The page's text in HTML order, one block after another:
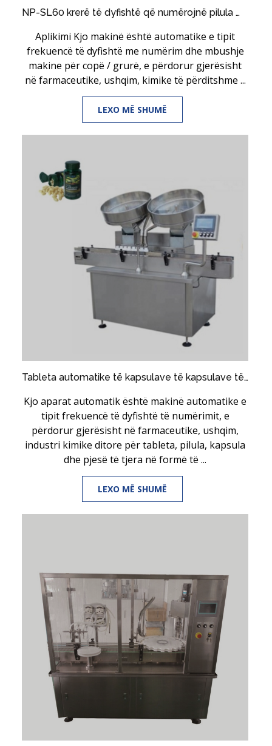
NP-SL60 krerë të dyfishtë që numërojnë pilula me mbushje kapsulash të makinës
Aplikimi Kjo makinë është automatike e tipit
frekuencë të dyfishtë me numërim dhe mbushje
makine për copë / grurë, e përdorur gjerësisht
në farmaceutike, ushqim, kimike të përditshme ...
LEXO MË SHUMË
Tableta automatike të kapsulave të kapsulave të çelikut të pandryshkshëm, që numërojnë makinën mbushëse
Kjo aparat automatik është makinë automatike e
tipit frekuencë të dyfishtë të numërimit, e
përdorur gjerësisht në farmaceutike, ushqim,
industri kimike ditore për tableta, pilula, kapsula
dhe pjesë të tjera në formë të ...
LEXO MË SHUMË